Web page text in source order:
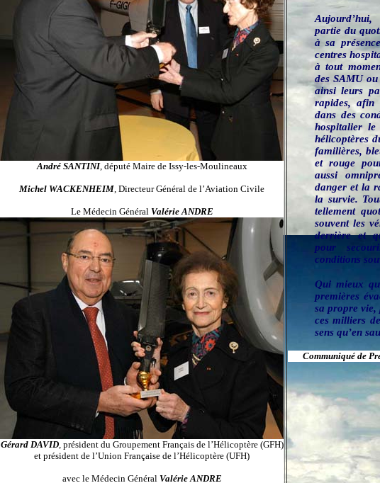
André SANTINI, député Maire de Issy-les-Moulineaux
Michel WACKENHEIM, Directeur Général de l’Aviation Civile
Le Médecin Général Valérie ANDRE
Gérard DAVID, président du Groupement Français de l’Hélicoptère (GFH)
et président de l’Union Française de l’Hélicoptère (UFH)
avec le Médecin Général Valérie ANDRE
partie du
à sa
centres
à tout
des SAMU
ainsi leurs
rapides,
dans des
hospitalier
hélicoptères
familières,
et rouge
aussi
danger et la
la survie.
tellement
souvent les
derrière et
pour
conditions
Qui mieux
premières
sa propre vie,
ces milliers
sens qu’en
Communiqué de